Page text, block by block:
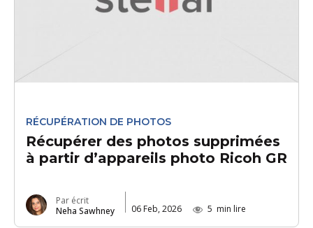
RÉCUPÉRATION DE PHOTOS
Récupérer des photos supprimées
à partir d’appareils photo Ricoh GR
Par écrit
Neha Sawhney
06 Feb, 2026 5 min lire